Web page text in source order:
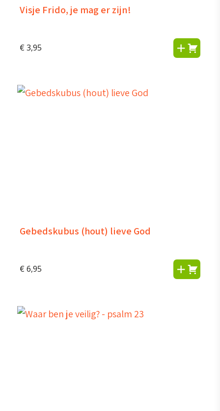
Visje Frido, je mag er zijn!
€ 3,95
Gebedskubus (hout) lieve God
€ 6,95